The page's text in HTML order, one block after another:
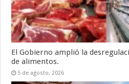
El Gobierno amplió la
de alimentos.
5 de agosto, 2026